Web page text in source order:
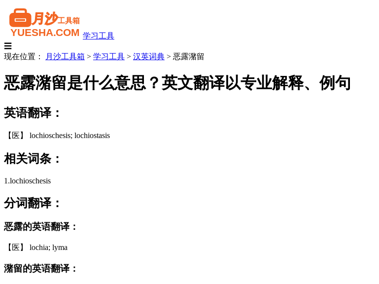
学习工具
☰
现在位置：
月沙工具箱 > 学习工具 > 汉英词典 > 恶露潴留
恶露潴留是什么意思？英文翻译以专业解释、例句
英语翻译：
【医】 lochioschesis; lochiostasis
相关词条：
1.lochioschesis
分词翻译：
恶露的英语翻译：
【医】 lochia; lyma
潴留的英语翻译：